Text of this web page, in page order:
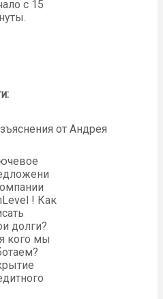
с 15
от Андрея
! Как
долги?
кого мы